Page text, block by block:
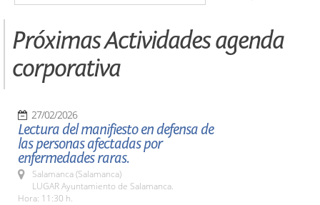
Próximas Actividades agenda
corporativa
27/02/2026
Lectura del manifiesto en defensa de
las personas afectadas por
enfermedades raras.
Salamanca (Salamanca)
LUGAR Ayuntamiento de Salamanca.
Hora: 11:30 h.